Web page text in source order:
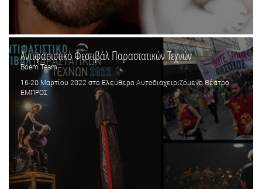
Αντιφασιστικό Φεστιβάλ Παραστατικών Τεχνών
Boem Team
16-20 Μαρτίου 2022 στο Ελεύθερο Αυτοδιαχειριζόμενο Θέατρο
ΕΜΠΡΟΣ